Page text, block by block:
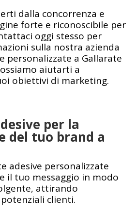
dalla concorrenza e
forte e riconoscibile per
oggi stesso per
sulla nostra azienda
personalizzate a Gallarate
aiutarti a
obiettivi di marketing.
per la
del tuo brand a
adesive personalizzate
il tuo messaggio in modo
attirando
clienti.